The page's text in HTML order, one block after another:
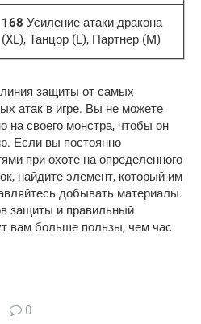
168 Усиление атаки дракона
(XL), Танцор (L), Партнер (M)
защиты от самых
атак в игре. Вы не можете
на своего монстра, чтобы он
Если вы постоянно
при охоте на определенного
найдите элемент, который им
добывать материалы.
защиты и правильный
вам больше пользы, чем час
0